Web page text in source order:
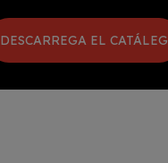
DESCARREGA EL CATÁLEG